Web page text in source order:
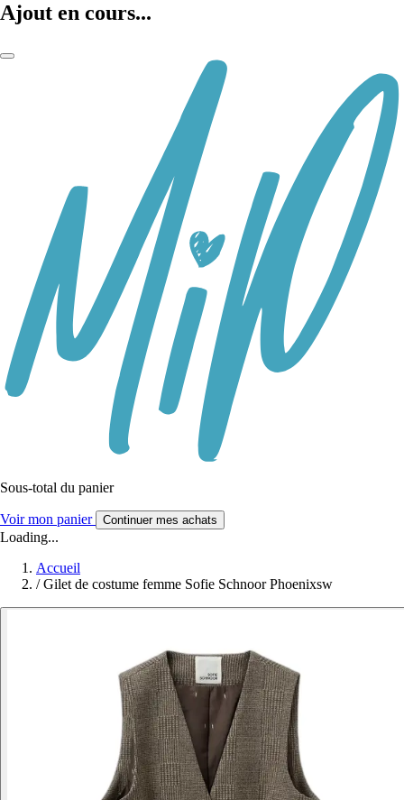
Ajout en cours...
Sous-total du panier
Voir mon panier Continuer mes achats
Loading...
Accueil
/ Gilet de costume femme Sofie Schnoor Phoenixsw